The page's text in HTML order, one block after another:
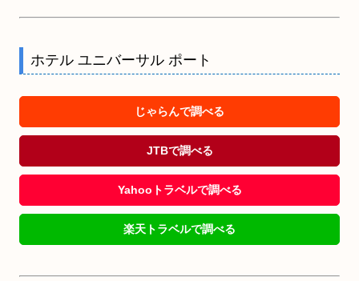
ホテル ユニバーサル ポート
じゃらんで調べる
JTBで調べる
Yahooトラベルで調べる
楽天トラベルで調べる